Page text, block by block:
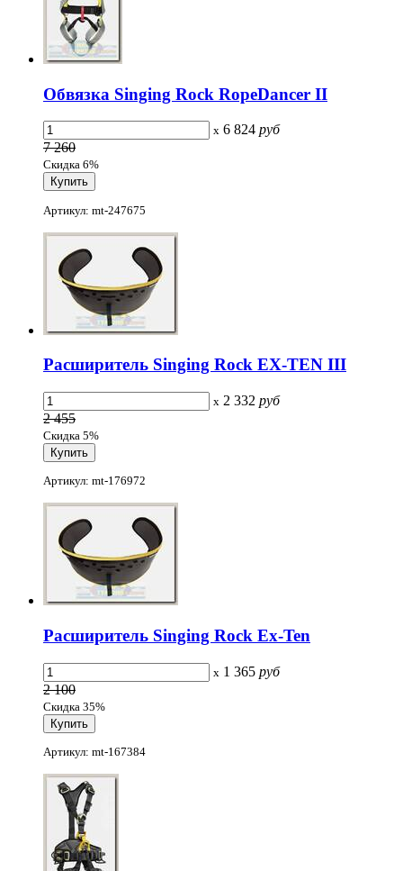
Обвязка Singing Rock RopeDancer II
x 6 824 руб
7 260
Скидка 6%
Артикул: mt-247675
Расширитель Singing Rock EX-TEN III
x 2 332 руб
2 455
Скидка 5%
Артикул: mt-176972
Расширитель Singing Rock Ex-Ten
x 1 365 руб
2 100
Скидка 35%
Артикул: mt-167384